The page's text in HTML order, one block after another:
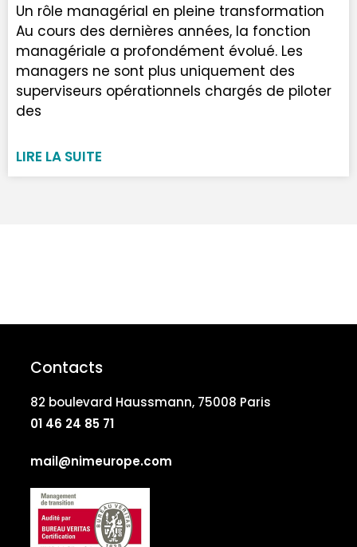
Un rôle managérial en pleine transformation
Au cours des dernières années, la fonction
managériale a profondément évolué. Les
managers ne sont plus uniquement des
superviseurs opérationnels chargés de piloter
des
LIRE LA SUITE
Contacts
82 boulevard Haussmann, 75008 Paris
01 46 24 85 71
mail@nimeurope.com